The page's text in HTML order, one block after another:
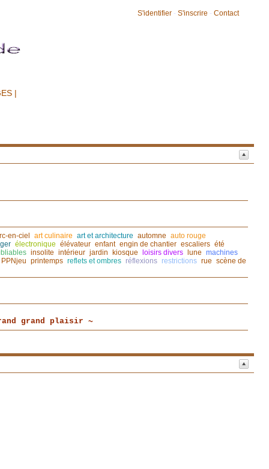
S'identifier - S'inscrire - Contact
|
en-ciel art culinaire art et architecture automne auto rouge
électronique élévateur enfant engin de chantier escaliers été
insolite intérieur jardin kiosque loisirs divers lune machines
PPNjeu printemps reflets et ombres réflexions restrictions rue scène de
grand plaisir ~